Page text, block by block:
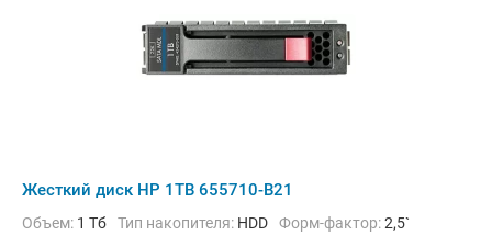
Жесткий диск HP 1TB 655710-B21
Объем: 1 Тб Тип накопителя: HDD Форм-фактор:2,5`